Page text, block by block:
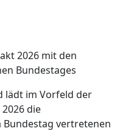
lädt im Vorfeld der
die
vertretenen